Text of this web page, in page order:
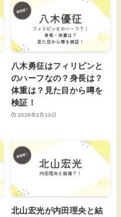
八木勇征はフィリピンと
のハーフなの？身長は？
体重は？見た目から噂を
検証！
2026年2月13日
北山宏光が内田理央と結